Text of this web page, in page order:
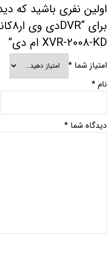
اولین نفری باشید که
XVR-2008-KD ام دی”
امتیاز شما *
دیدگاه شما *
نام *